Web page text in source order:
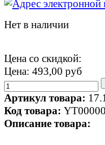
Нет в наличии
Цена со скидкой:
Цена: 493,00 руб
Артикул товара:
Код товара:
Описание товара: